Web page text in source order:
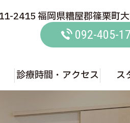
2415 福岡県糟屋郡篠栗町
092-405-
診療時間・アクセス ス